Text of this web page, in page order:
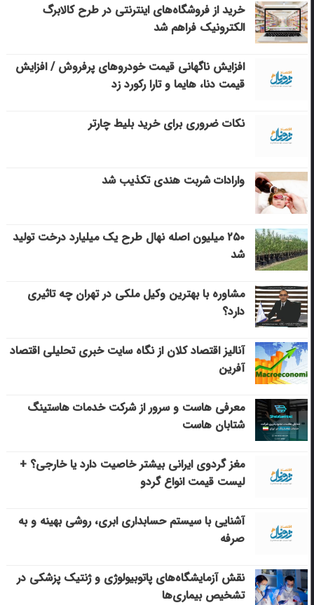
خرید از فروشگاه‌های اینترنتی در طرح کالابرگ
الکترونیک فراهم شد
افزایش ناگهانی قیمت خودروهای پرفروش / افزایش
قیمت دنا، هایما و تارا رکورد زد
نکات ضروری برای خرید بلیط چارتر
وارادات شربت هندی تکذیب شد
۲۵۰ میلیون اصله نهال طرح یک میلیارد درخت تولید
شد
مشاوره با بهترین وکیل ملکی در تهران چه تاثیری
دارد؟
آنالیز اقتصاد کلان از نگاه سایت خبری تحلیلی اقتصاد
آفرین
معرفی هاست و سرور از شرکت خدمات هاستینگ
شتابان هاست
مغز گردوی ایرانی بیشتر خاصیت دارد یا خارجی؟ +
لیست قیمت انواع گردو
آشنایی با سیستم حسابداری ابری، روشی بهینه و به
صرفه
نقش آزمایشگاه‌های پاتوبیولوژی و ژنتیک پزشکی در
تشخیص بیماری‌ها